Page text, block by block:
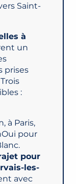
Saint-
à
un
prises
:
à Paris,
pour
pour
les-
avec